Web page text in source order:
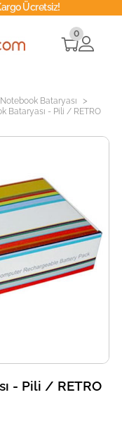
Ücretsiz!
0
Notebook Bataryası >
Bataryası - Pili / RETRO
- Pili / RETRO